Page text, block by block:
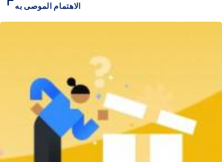
الاهتمام الموصى به